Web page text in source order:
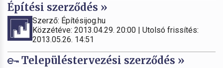
Építési szerződés »
Szerző: Építésijog.hu
Közzétéve: 2013.04.29. 20:00 | Utolsó frissítés:
2013.05.26. 14:51
Településtervezési szerződés »